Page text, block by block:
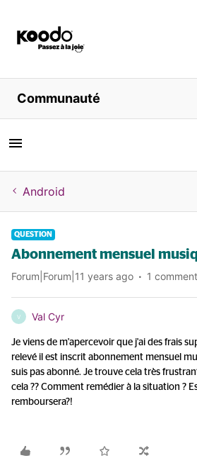
Magasiner
Libre service
Aide
Communauté
Android
QUESTION
Abonnement mensuel
Forum|Forum|11 years ago 1
V Val Cyr
Je viens de m'apercevoir que j'ai des frais
relevé il est inscrit abonnement mensuel
suis pas abonné. Je trouve cela très
cela ?? Comment remédier à la situation ?
remboursera?!